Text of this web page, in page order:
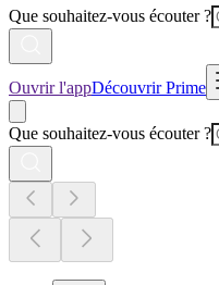
Que souhaitez-vous écouter ?
Ouvrir l'appDécouvrir Prime
Que souhaitez-vous écouter ?